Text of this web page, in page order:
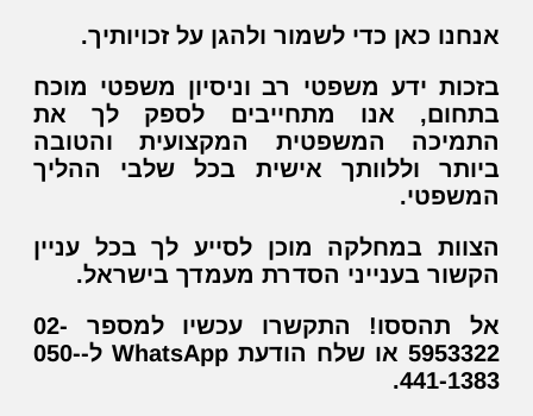
אנחנו כאן כדי לשמור ולהגן על זכויותיך.
בזכות ידע משפטי רב וניסיון משפטי מוכח
בתחום, אנו מתחייבים לספק לך את
התמיכה המשפטית המקצועית והטובה
ביותר וללוותך אישית בכל שלבי ההליך
המשפטי.
הצוות במחלקה מוכן לסייע לך בכל עניין
הקשור בענייני הסדרת מעמדך בישראל.
אל תהססו! התקשרו עכשיו למספר 02-
5953322 או שלח הודעת WhatsApp ל-050-
441-1383.